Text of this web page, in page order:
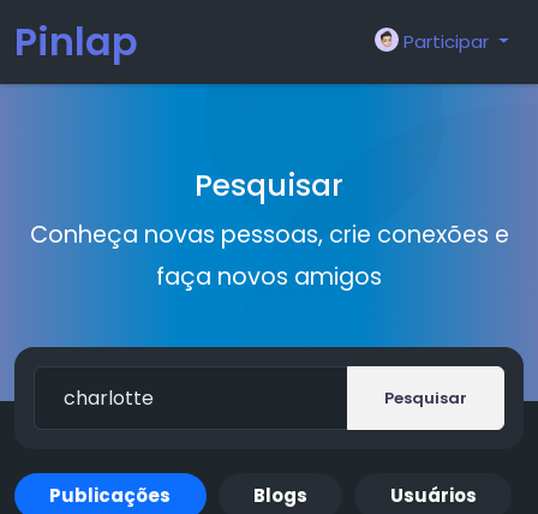
Pinlap Participar
Pesquisar
Conheça novas pessoas, crie conexões e
faça novos amigos
Pesquisar
Publicações Blogs Usuários